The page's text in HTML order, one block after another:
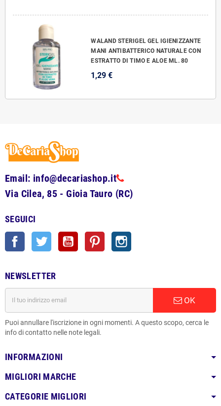
WALAND STERIGEL GEL IGIENIZZANTE
MANI ANTIBATTERICO NATURALE CON
ESTRATTO DI TIMO E ALOE ML. 80
1,29 €
Email: info@decariashop.it
Via Cilea, 85 - Gioia Tauro (RC)
SEGUICI
Facebook Twitter YouTube Pinterest
NEWSLETTER
OK
Puoi annullare l'iscrizione in ogni momenti. A questo scopo, cerca le
info di contatto nelle note legali.
INFORMAZIONI
MIGLIORI MARCHE
CATEGORIE MIGLIORI